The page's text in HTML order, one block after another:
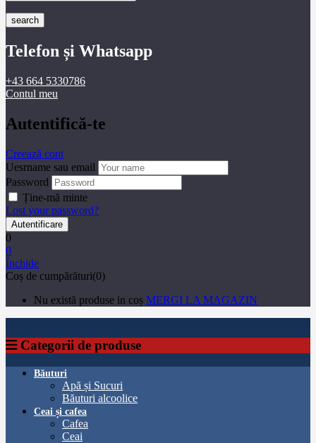
search
Telefon și Whatsapp
+43 664 5330786
Contul meu
Autentifică-te
Creează cont
Uesrname sau email
Password
Ține-mă minte
Lost your password?
0
0
Închide
Coș de cumpărături(0)
Nu există produse in coș MERGI LA MAGAZIN
Categorii de produse
Băuturi
Apă și Sucuri
Băuturi alcoolice
Ceai și cafea
Cafea
Ceai